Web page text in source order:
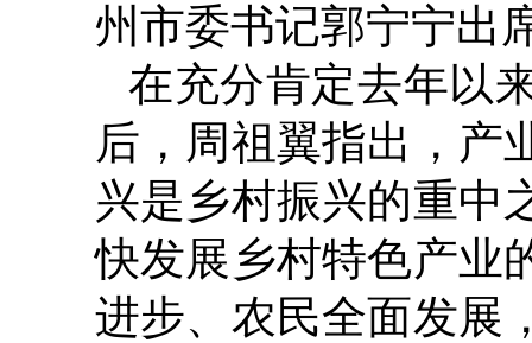
州市委书记郭宁宁出
在充分肯定去年以
后，周祖翼指出，产
兴是乡村振兴的重中
快发展乡村特色产业
进步、农民全面发展